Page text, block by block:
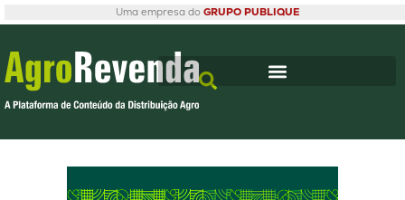
Uma empresa do GRUPO PUBLIQUE